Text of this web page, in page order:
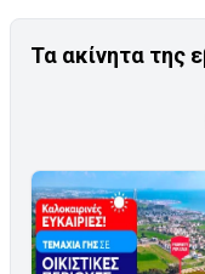
Τα ακίνητα της